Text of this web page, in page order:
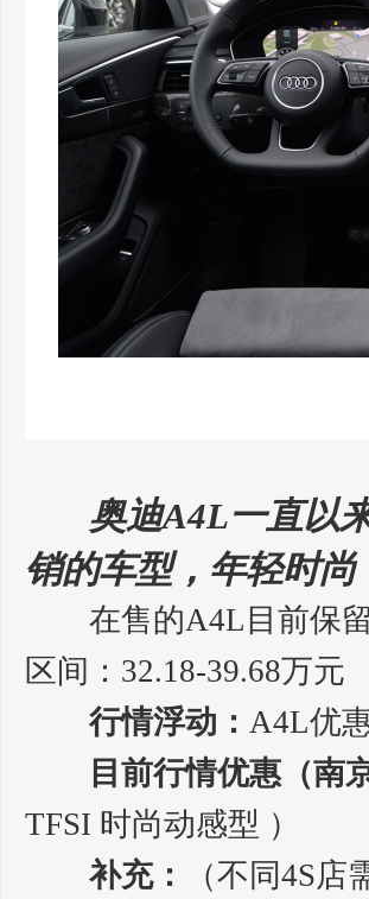
奥迪A4L一直以
销的车型，年轻时
在售的A4L目前保留
区间：32.18-39.68万元
行情浮动： A4L优
目前行情优惠（南
TFSI 时尚动感型 ）
补充：
（不同4S